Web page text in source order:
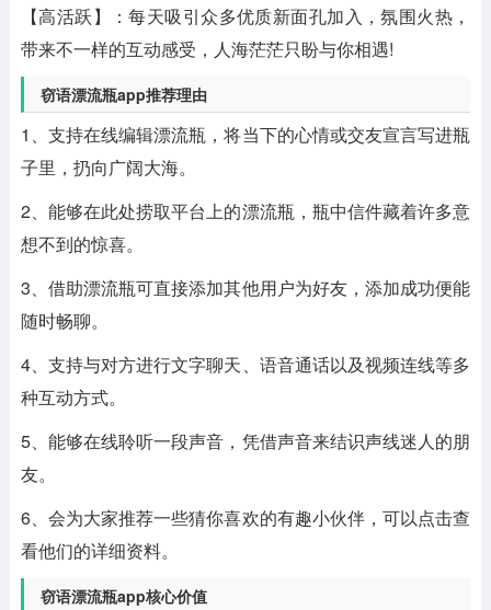
【高活跃】：每天吸引众多优质新面孔加入，氛围火热，
带来不一样的互动感受，人海茫茫只盼与你相遇!
窃语漂流瓶app推荐理由
1、支持在线编辑漂流瓶，将当下的心情或交友宣言写进瓶
子里，扔向广阔大海。
2、能够在此处捞取平台上的漂流瓶，瓶中信件藏着许多意
想不到的惊喜。
3、借助漂流瓶可直接添加其他用户为好友，添加成功便能
随时畅聊。
4、支持与对方进行文字聊天、语音通话以及视频连线等多
种互动方式。
5、能够在线聆听一段声音，凭借声音来结识声线迷人的朋
友。
6、会为大家推荐一些猜你喜欢的有趣小伙伴，可以点击查
看他们的详细资料。
窃语漂流瓶app核心价值